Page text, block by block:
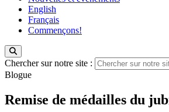
English
Français
Commençons!
Chercher sur notre site :
Blogue
Remise de médailles du